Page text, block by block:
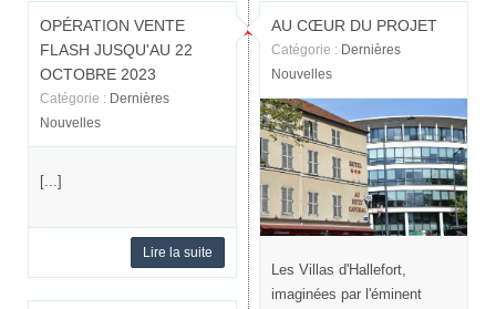
OPÉRATION VENTE
FLASH JUSQU'AU 22
OCTOBRE 2023
Catégorie : Dernières
Nouvelles
[...]
Lire la suite
AU CŒUR DU PROJET
Catégorie : Dernières
Nouvelles
Les Villas d'Hallefort,
imaginées par l'éminent